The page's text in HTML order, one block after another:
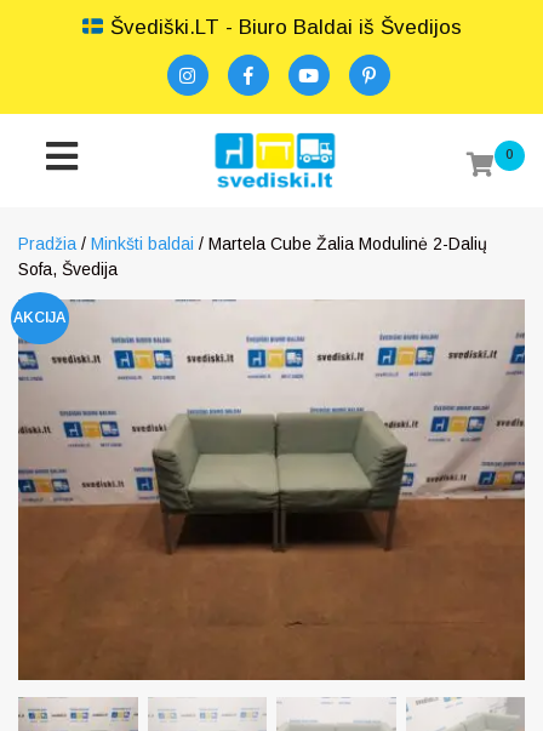
Švediški.LT - Biuro Baldai iš Švedijos
0
Pradžia / Minkšti baldai / Martela Cube Žalia Modulinė 2-Dalių
Sofa, Švedija
AKCIJA